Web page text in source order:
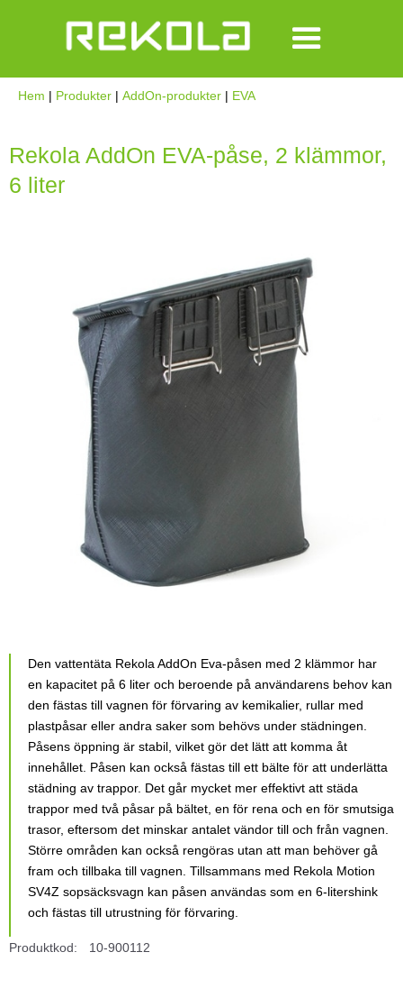
Hem | Produkter | AddOn-produkter | EVA
Rekola AddOn EVA-påse, 2 klämmor,
6 liter
Den vattentäta Rekola AddOn Eva-påsen med 2 klämmor har
en kapacitet på 6 liter och beroende på användarens behov kan
den fästas till vagnen för förvaring av kemikalier, rullar med
plastpåsar eller andra saker som behövs under städningen.
Påsens öppning är stabil, vilket gör det lätt att komma åt
innehållet. Påsen kan också fästas till ett bälte för att underlätta
städning av trappor. Det går mycket mer effektivt att städa
trappor med två påsar på bältet, en för rena och en för smutsiga
trasor, eftersom det minskar antalet vändor till och från vagnen.
Större områden kan också rengöras utan att man behöver gå
fram och tillbaka till vagnen. Tillsammans med Rekola Motion
SV4Z sopsäcksvagn kan påsen användas som en 6-litershink
och fästas till utrustning för förvaring.
Produktkod: 10-900112